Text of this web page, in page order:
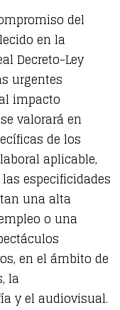
del
en la
Decreto-Ley
urgentes
impacto
valorará en
de los
aplicable,
especificidades
una alta
o una
en el ámbito de
la
y el audiovisual.